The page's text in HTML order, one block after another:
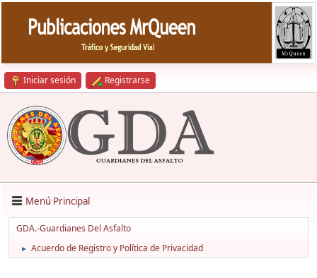
Iniciar sesión Registrarse
Menú Principal
GDA.-Guardianes Del Asfalto
► Acuerdo de Registro y Política de Privacidad